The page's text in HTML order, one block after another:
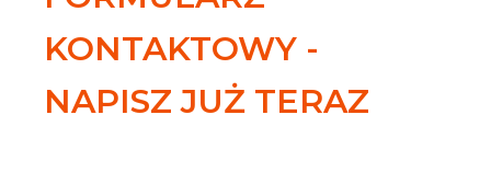
KONTAKTOWY -
NAPISZ JUŻ TERAZ